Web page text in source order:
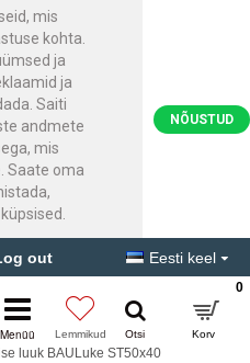
mis
kohta.
ja
ja
Saiti
andmete
mis
Saate oma
NÕUSTUD
out Eesti keel
0
luuk BAULuke ST50x40